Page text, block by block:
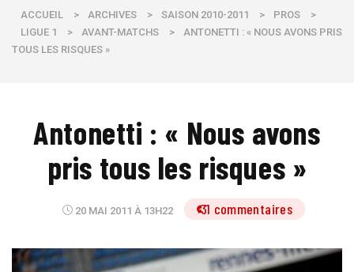
ACCUEIL > ARCHIVES > SAISON 2010-2011 > PROS
>
LIGUE 1
> AVANT-MATCHS >
ANTONETTI : « NOUS AVONS PRIS
TOUS LES RISQUES »
Antonetti : « Nous avons
pris tous les risques »
20 MAI 2011 À 13H22 31 commentaires